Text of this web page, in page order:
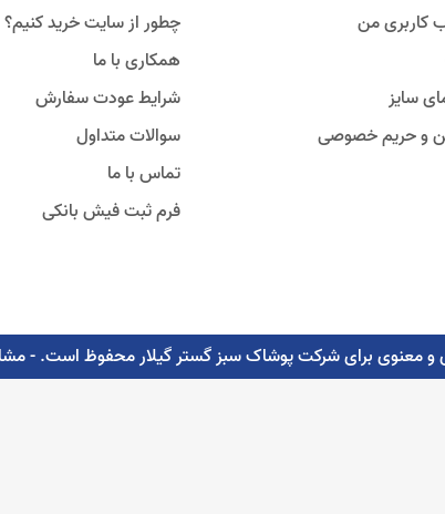
کاربری من
سایز
و حریم خصوصی
چطور از سایت خرید کنیم؟
همکاری با ما
شرایط عودت سفارش
سوالات متداول
تماس با ما
فرم ثبت فیش بانکی